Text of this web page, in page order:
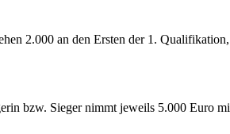
2.000 an den Ersten der 1.
bzw. Sieger nimmt jeweils 5.000 Euro